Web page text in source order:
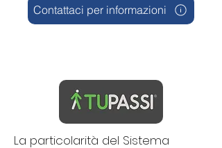
Contattaci per informazioni
La particolarità del Sistema